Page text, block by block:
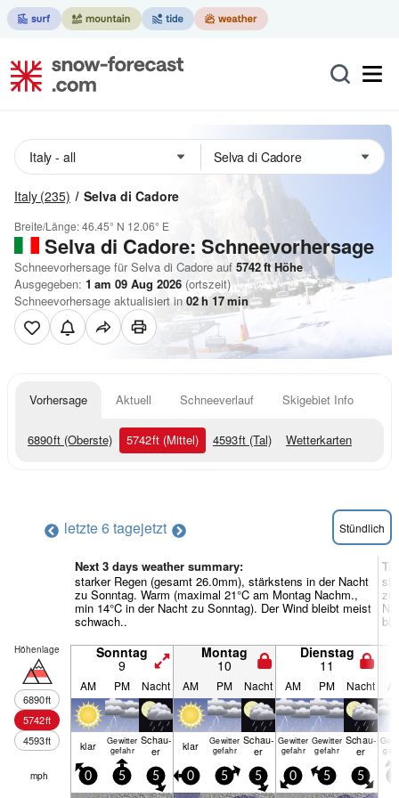
Italy (235) Selva di Cadore
Breite/Länge:46.45° N 12.06° E
Selva di Cadore: Schneevorhersage
Schneevorhersage für Selva di Cadore auf 5742ftHöhe
Ausgegeben: 1 am 09 Aug 2026 (ortszeit)
Schneevorhersage aktualisiert in02h17min
Vorhersage Aktuell Schneeverlauf Skigebiet Info
6890ft (Oberste) 5742ft (Mittel) 4593ft (Tal) Wetterkarten
letzte 6 tagejetzt Stündlich
Next 3 days weather summary:
starker Regen (gesamt 26.0mm), stärkstens in der Nacht
zu Sonntag. Warm (maximal 21°C am Montag Nachm.,
min 14°C in der Nacht zu Sonntag). Der Wind bleibt meist
schwach..
zu
Höhenlage
6890ft
5742ft
4593ft
Sonntag
9
Montag
10
Dienstag
11
AM PM Nacht AM PM Nacht AM PM Nacht
klar
Gewitter
gefahr
Schau­
er klar
Gewitter
gefahr
Schau­
er
Gewitter
gefahr
Gewitter
gefahr
Schau­
er
mph 0 5 5 0 5 5 0 5 5